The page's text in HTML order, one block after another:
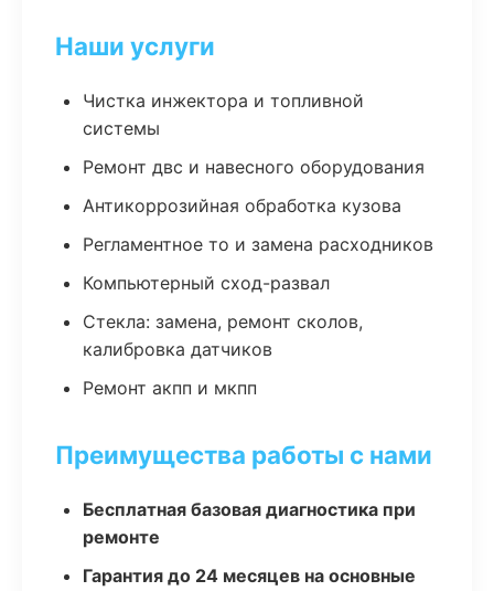
Наши услуги
Чистка инжектора и топливной
системы
Ремонт двс и навесного оборудования
Антикоррозийная обработка кузова
Регламентное то и замена расходников
Компьютерный сход-развал
Стекла: замена, ремонт сколов,
калибровка датчиков
Ремонт акпп и мкпп
Преимущества работы с нами
Бесплатная базовая диагностика при
ремонте
Гарантия до 24 месяцев на основные